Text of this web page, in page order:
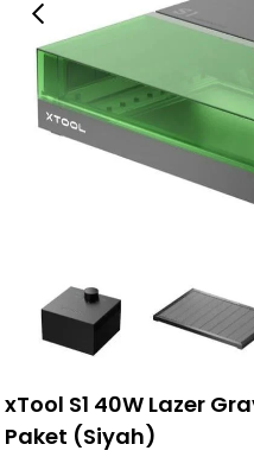
xTool S1 40W Lazer
Paket (Siyah)